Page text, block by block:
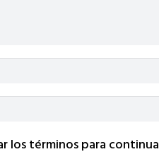
los términos para